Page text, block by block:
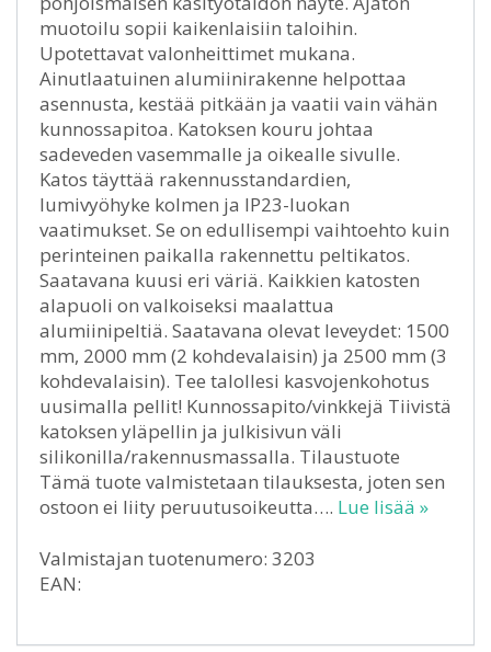
muotoilu sopii kaikenlaisiin taloihin.
Upotettavat valonheittimet mukana.
Ainutlaatuinen alumiinirakenne helpottaa
asennusta, kestää pitkään ja vaatii vain vähän
kunnossapitoa. Katoksen kouru johtaa
sadeveden vasemmalle ja oikealle sivulle.
Katos täyttää rakennusstandardien,
lumivyöhyke kolmen ja IP23-luokan
vaatimukset. Se on edullisempi vaihtoehto kuin
perinteinen paikalla rakennettu peltikatos.
Saatavana kuusi eri väriä. Kaikkien katosten
alapuoli on valkoiseksi maalattua
alumiinipeltiä. Saatavana olevat leveydet: 1500
mm, 2000 mm (2 kohdevalaisin) ja 2500 mm (3
kohdevalaisin). Tee talollesi kasvojenkohotus
uusimalla pellit! Kunnossapito/vinkkejä Tiivistä
katoksen yläpellin ja julkisivun väli
silikonilla/rakennusmassalla. Tilaustuote
Tämä tuote valmistetaan tilauksesta, joten sen
ostoon ei liity peruutusoikeutta…. Lue lisää »
Valmistajan tuotenumero: 3203
EAN: